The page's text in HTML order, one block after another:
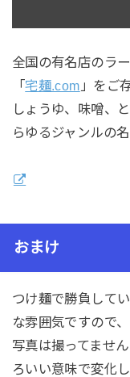
全国の有名店のラ
「宅麺.com 」をご
しょうゆ、味噌、
らゆるジャンルの
おまけ
つけ麺で勝負して
な雰囲気ですので
写真は撮ってませ
ろいい意味で変化